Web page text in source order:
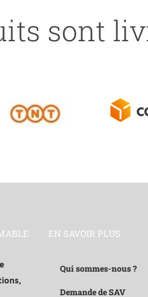
sont
EN SAVOIR PLUS
Qui sommes-nous ?
Demande de SAV